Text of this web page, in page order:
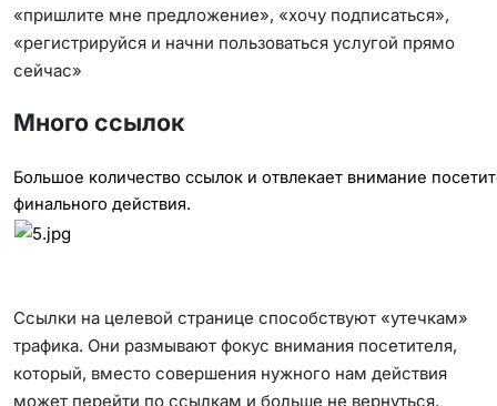
«пришлите мне предложение», «хочу подписаться»,
«регистрируйся и начни пользоваться услугой прямо
сейчас»
Много ссылок
Большое количество ссылок и отвлекает внимание
финального действия.
Ссылки на целевой странице способствуют «утечкам»
трафика. Они размывают фокус внимания посетителя,
который, вместо совершения нужного нам действия
может перейти по ссылкам и больше не вернуться.